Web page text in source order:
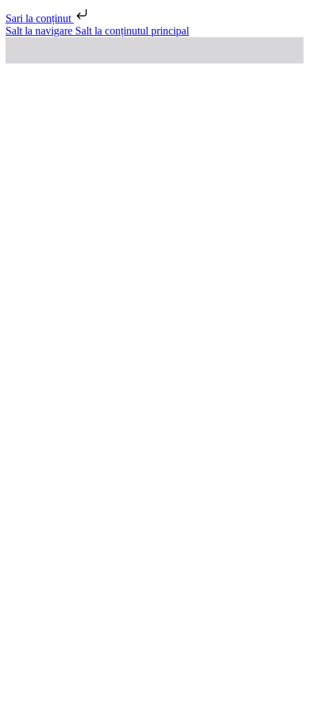
Sari la conținut
Salt la navigare Salt la conținutul principal